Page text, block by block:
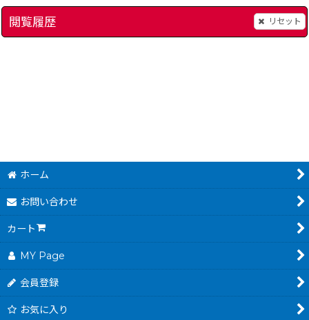
閲覧履歴 リセット
ホーム
お問い合わせ
カート
MY Page
会員登録
お気に入り